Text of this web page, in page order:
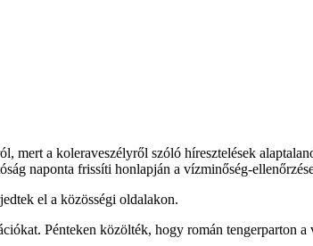
mert a koleraveszélyről szóló híresztelések
naponta frissíti honlapján a vízminőség-
el a közösségi oldalakon.
Pénteken közölték, hogy román tengerparton a